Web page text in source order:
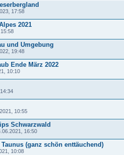
17:58
2021
und Umgebung
19:48
Ende März 2022
10:10
10:55
Schwarzwald
16:50
(ganz schön enttäuchend)
10:08